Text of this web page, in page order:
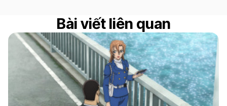
Bài viết liên quan